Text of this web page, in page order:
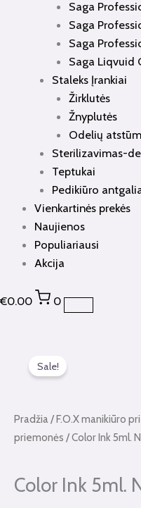
Saga
Saga
Saga
Saga Liqvuid
Staleks Įrankiai
Žirklutės
Žnyplutės
Odelių
Sterilizavimas-
Teptukai
Pedikiūro
Vienkartinės prekės
Naujienos
Populiariausi
Akcija
€0.00 0
Sale!
Pradžia/F.O.X manikiūro
priemonės / Color Ink 5ml.
Color Ink 5ml.